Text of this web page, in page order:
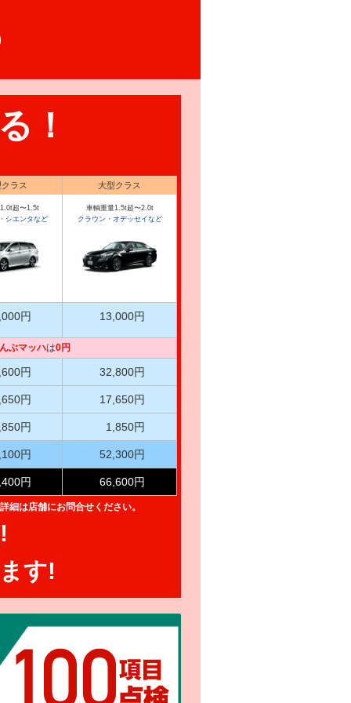
！
ラス
超〜1.5t
シエンタなど
大型クラス
車輌重量1.5t超〜2.0t
クラウン・オデッセイなど
円 13,000円
ぶマッハは0円
円 32,800円
円 17,650円
円 1,850円
円 52,300円
円 66,600円
詳細は店舗にお問合せください。
す!